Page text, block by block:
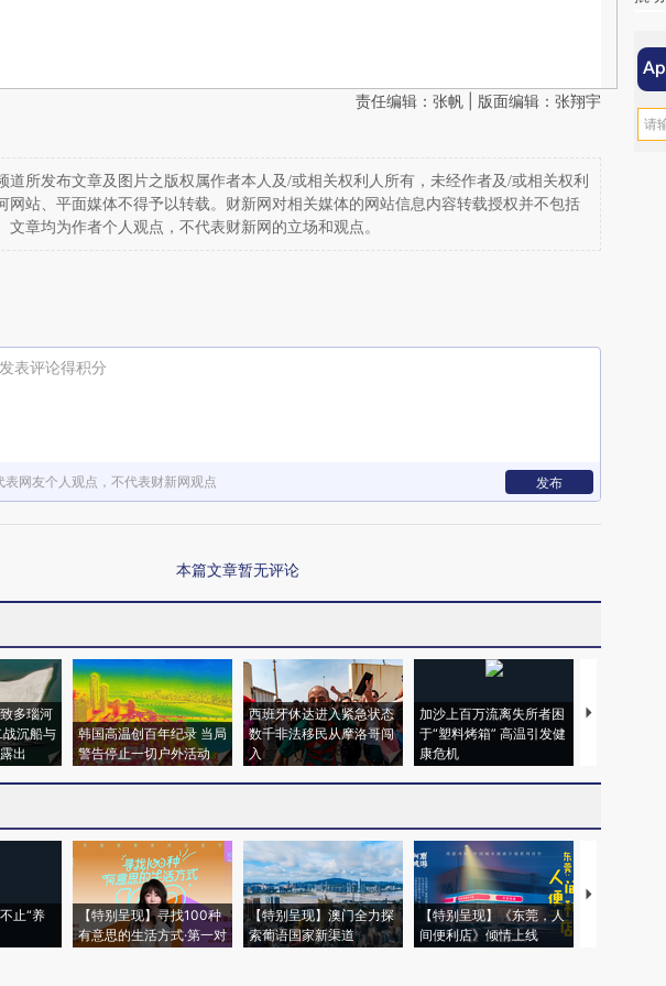
责任编辑：张帆 | 版面编辑：张翔宇
道所发布文章及图片之版权属作者本人及/或相关权利人所有，未经作者及/或相关权利
网站、平面媒体不得予以转载。财新网对相关媒体的网站信息内容转载授权并不包括
文章均为作者个人观点，不代表财新网的立场和观点。
表评论得积分
表网友个人观点，不代表财新网观点 发布
本篇文章暂无评论
多瑙河
沉船与
出
韩国高温创百年纪录 当局
警告停止一切户外活动
西班牙休达进入紧急状态
数千非法移民从摩洛哥闯
入
加沙上百万流离失所者困
于“塑料烤箱” 高温引发健
康危机
视线｜
止“养
【特别呈现】寻找100种
有意思的生活方式·第一对
【特别呈现】澳门全力探
索葡语国家新渠道
【特别呈现】《东莞，人
间便利店》倾情上线
【推广】走